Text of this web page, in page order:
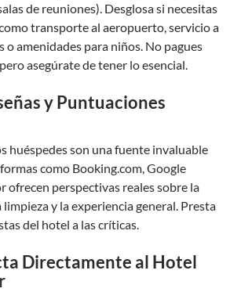
de reuniones). Desglosa si necesitas
transporte al aeropuerto, servicio a
o amenidades para niños. No pagues
asegúrate de tener lo esencial.
y Puntuaciones
huéspedes son una fuente invaluable
como Booking.com, Google
ofrecen perspectivas reales sobre la
y la experiencia general. Presta
del hotel a las críticas.
Directamente al Hotel